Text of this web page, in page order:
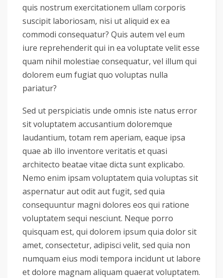
quis nostrum exercitationem ullam corporis
suscipit laboriosam, nisi ut aliquid ex ea
commodi consequatur? Quis autem vel eum
iure reprehenderit qui in ea voluptate velit esse
quam nihil molestiae consequatur, vel illum qui
dolorem eum fugiat quo voluptas nulla
pariatur?
Sed ut perspiciatis unde omnis iste natus error
sit voluptatem accusantium doloremque
laudantium, totam rem aperiam, eaque ipsa
quae ab illo inventore veritatis et quasi
architecto beatae vitae dicta sunt explicabo.
Nemo enim ipsam voluptatem quia voluptas sit
aspernatur aut odit aut fugit, sed quia
consequuntur magni dolores eos qui ratione
voluptatem sequi nesciunt. Neque porro
quisquam est, qui dolorem ipsum quia dolor sit
amet, consectetur, adipisci velit, sed quia non
numquam eius modi tempora incidunt ut labore
et dolore magnam aliquam quaerat voluptatem.